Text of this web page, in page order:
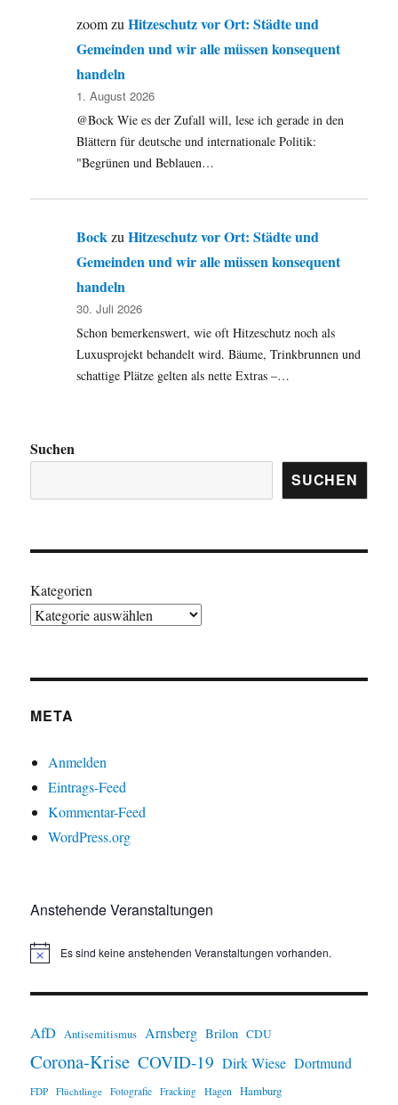
zoomzuHitzeschutz vor Ort: Städte und
Gemeinden und wir alle müssen konsequent
handeln
1. August 2026
@Bock Wie es der Zufall will, lese ich gerade in den
Blättern für deutsche und internationale Politik:
"Begrünen und Beblauen…
BockzuHitzeschutz vor Ort: Städte und
Gemeinden und wir alle müssen konsequent
handeln
30. Juli 2026
Schon bemerkenswert, wie oft Hitzeschutz noch als
Luxusprojekt behandelt wird. Bäume, Trinkbrunnen und
schattige Plätze gelten als nette Extras –…
Suchen
SUCHEN
Kategorien
META
Anmelden
Eintrags-Feed
Kommentar-Feed
WordPress.org
Anstehende Veranstaltungen
H
w
s
Es sind keine anstehenden Veranstaltungen vorhanden.
AfD Antisemitismus Arnsberg Brilon CDU
Corona-Krise COVID-19 Dirk Wiese Dortmund
FDP Flüchtlinge Fotografie Fracking Hagen Hamburg